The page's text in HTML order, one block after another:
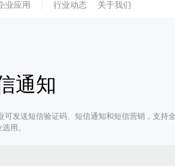
业应用 行业动态 关于我们
通知
可发送短信验证码、短信通知和短信营销，支
用。